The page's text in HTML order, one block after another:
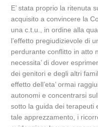
E’ stata proprio la ritenuta
acquisito a convincere la
una c.t.u., in ordine alla
l’effetto pregiudizievole di
perdurante conflitto in atto
necessita’ di dover
dei genitori e degli altri
effetto dell’eta’ ormai
autonomi e concentrarsi
sotto la guida dei terapeuti
tale apprezzamento, i